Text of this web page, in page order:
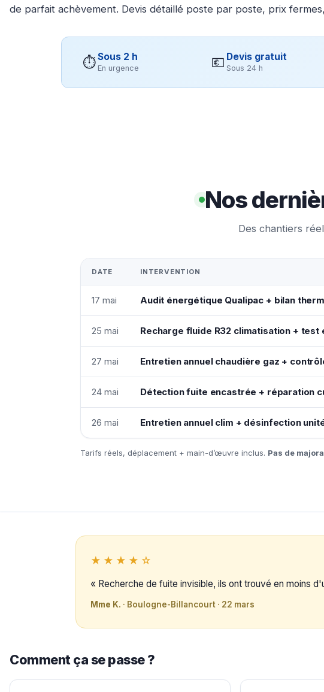
de parfait achèvement. Devis détaillé poste par poste, prix
⏱Sous 2 h
En urgence 💶 Devis gratuit
Sous 24 h
Nos
Des chantiers
DATE INTERVENTION
17 mai Audit énergétique Qualipac + bilan
25 mai Recharge fluide R32 climatisation + test
27 mai Entretien annuel chaudière gaz +
24 mai Détection fuite encastrée + réparation
26 mai Entretien annuel clim + désinfection
Tarifs réels, déplacement + main-d’œuvre inclus. Pas de
★★★★☆
« Recherche de fuite invisible, ils ont trouvé en moins
Mme K. · Boulogne-Billancourt · 22 mars
Comment ça se passe ?